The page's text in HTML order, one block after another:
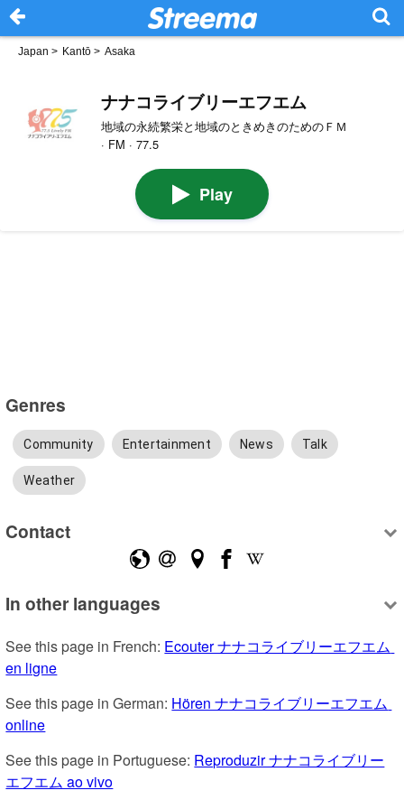
Japan > Kantō > Asaka
ナナコライブリーエフエム
地域の永続繁栄と地域のときめきのためのＦＭ
· FM · 77.5
Play
Genres
Community Entertainment News Talk
Weather
Contact
In other languages
See this page in French: Ecouter ナナコライブリーエフエム
en ligne
See this page in German: Hören ナナコライブリーエフエム
online
See this page in Portuguese: Reproduzir ナナコライブリー
エフエム ao vivo